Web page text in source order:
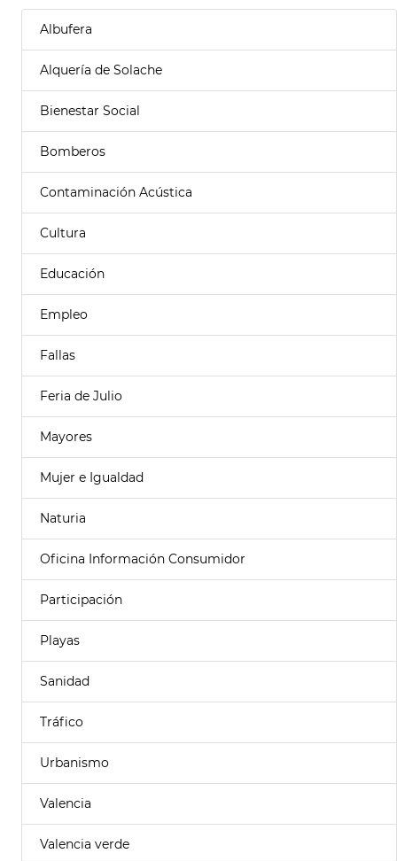
Albufera
Alquería de Solache
Bienestar Social
Bomberos
Contaminación Acústica
Cultura
Educación
Empleo
Fallas
Feria de Julio
Mayores
Mujer e Igualdad
Naturia
Oficina Información Consumidor
Participación
Playas
Sanidad
Tráfico
Urbanismo
Valencia
Valencia verde